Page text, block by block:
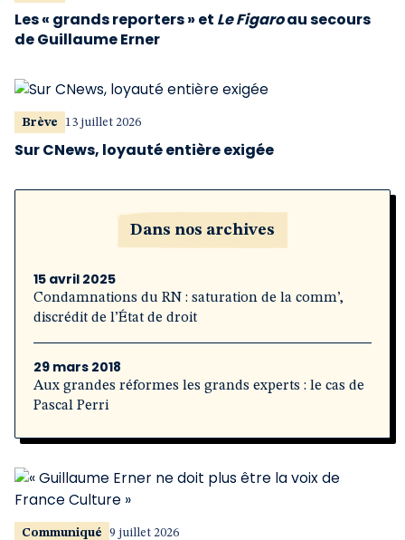
Les « grands reporters » et Le Figaroau secours
de Guillaume Erner
Brève 13 juillet 2026
Sur CNews, loyauté entière exigée
Dans nos archives
15 avril 2025
Condamnations du RN : saturation de la comm’,
discrédit de l’État de droit
29 mars 2018
Aux grandes réformes les grands experts : le cas de
Pascal Perri
Communiqué 9 juillet 2026